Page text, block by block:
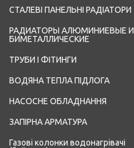
СТАЛЕВІ ПАНЕЛЬНІ РАДІАТОРИ
РАДИАТОРЫ АЛЮМИНИЕВЫЕ И
БИМЕТАЛЛИЧЕСКИЕ
ТРУБИ І ФІТИНГИ
ВОДЯНА ТЕПЛА ПІДЛОГА
НАСОСНЕ ОБЛАДНАННЯ
ЗАПІРНА АРМАТУРА
Газові колонки водонагрівачі